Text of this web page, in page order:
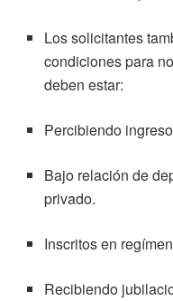
Los solicitantes
condiciones para
deben estar:
Percibiendo
Bajo relación de
privado.
Inscritos en
Recibiendo